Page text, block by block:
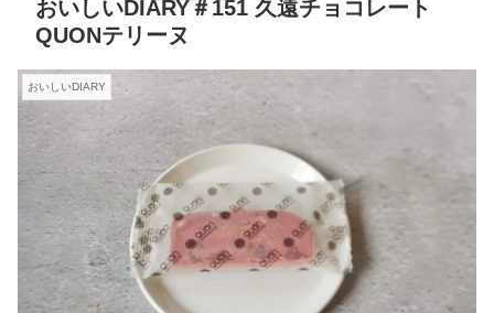
おいしいDIARY＃151 久遠チョコレート
QUONテリーヌ
おいしいDIARY